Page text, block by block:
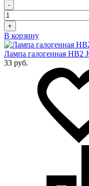
-
+
В корзину
Лампа галогенная HB2
33 руб.